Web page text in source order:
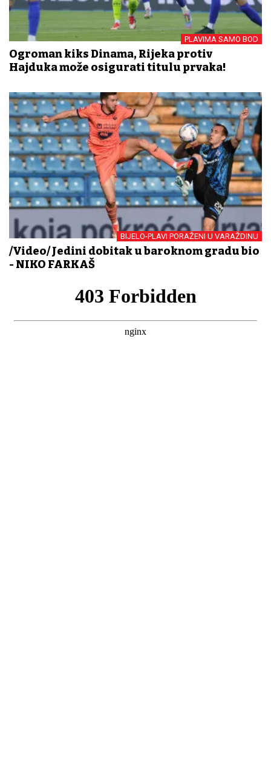
PLAVIMA SAMO BOD
Ogroman kiks Dinama, Rijeka protiv
Hajduka može osigurati titulu prvaka!
BIJELO-PLAVI PORAŽENI U VARAŽDINU
/Video/ Jedini dobitak u baroknom gradu bio
- NIKO FARKAŠ